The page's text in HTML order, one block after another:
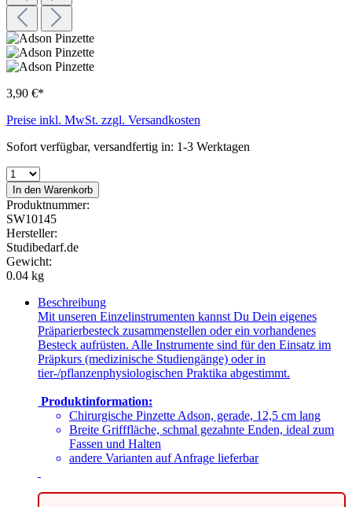
3,90 €*
Preise inkl. MwSt. zzgl. Versandkosten
Sofort verfügbar, versandfertig in: 1-3 Werktagen
In den Warenkorb
Produktnummer:
SW10145
Hersteller:
Studibedarf.de
Gewicht:
0.04 kg
Beschreibung
Mit unseren Einzelinstrumenten kannst Du Dein eigenes
Präparierbesteck zusammenstellen oder ein vorhandenes
Besteck aufrüsten. Alle Instrumente sind für den Einsatz im
Präpkurs (medizinische Studiengänge) oder in
tier-/pflanzenphysiologischen Praktika abgestimmt.
Produktinformation:
Chirurgische Pinzette Adson, gerade, 12,5 cm lang
Breite Grifffläche, schmal gezahnte Enden, ideal zum
Fassen und Halten
andere Varianten auf Anfrage lieferbar